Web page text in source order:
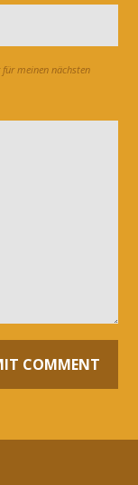
für meinen nächsten